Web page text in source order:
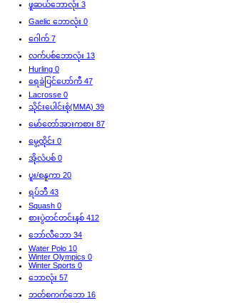
‌ဖူဆယ်ဘောလုံး 3
‌Gaelic ဘောလုံး 0
‌ဂေါက် 7
‌လက်ပစ်ဘောလုံး 13
‌Hurling 0
ရေခဲပြင်ဟော်ကီ 47
‌Lacrosse 0
‌သိုင်းပေါင်းစုံ(MMA) 39
‌မော်တော်အားကစား 87
‌မွေ့ထိုင်း 0
‌အိုလံပစ် 0
‌ပူး/စနူကာ 20
‌ရပ်ဘီ 43
‌Squash 0
‌စားပွဲတင်တင်းနစ် 412
‌ဘော်လီ‌ဘော 34
‌Water Polo 10
‌Winter Olympics 0
‌Winter Sports 0
‌ဘောလုံး 57
ဘတ်စကက်ဘော 16